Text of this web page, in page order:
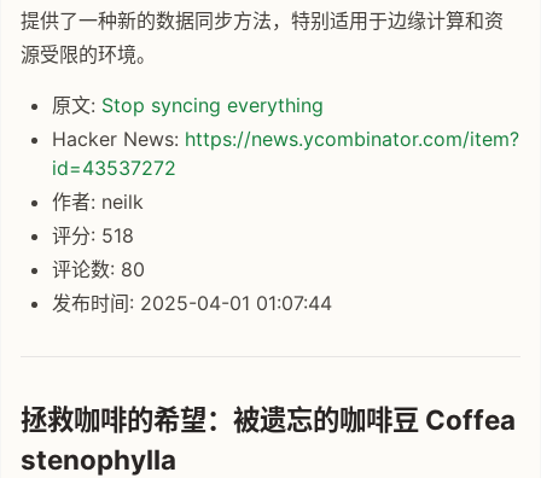
提供了一种新的数据同步方法，特别适用于边缘计算和资
源受限的环境。
原文: Stop syncing everything
Hacker News: https://news.ycombinator.com/item?
id=43537272
作者: neilk
评分: 518
评论数: 80
发布时间: 2025-04-01 01:07:44
拯救咖啡的希望：被遗忘的咖啡豆 Coffea
stenophylla